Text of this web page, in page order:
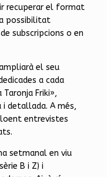
recuperar el format
possibilitat
subscripcions o en
el seu
a cada
Friki»,
detallada. A més,
entrevistes
setmanal en viu
B i Z) i